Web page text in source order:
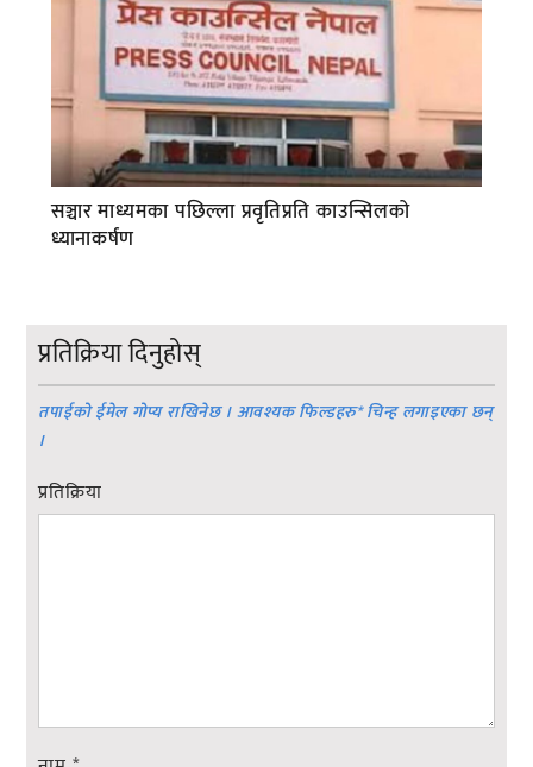
सञ्चार माध्यमका पछिल्ला प्रवृतिप्रति काउन्सिलको
ध्यानाकर्षण
प्रतिक्रिया दिनुहोस्
तपाईको ईमेल गोप्य राखिनेछ । आवश्यक फिल्डहरु*चिन्ह लगाइएका छन्
।
प्रतिक्रिया